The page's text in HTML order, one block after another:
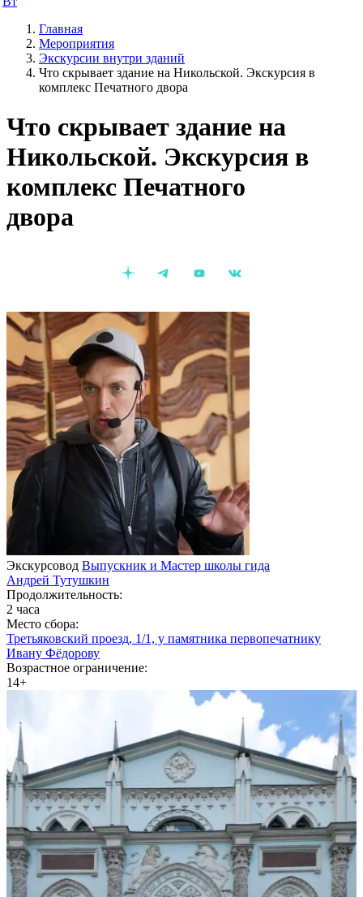
Главная
Мероприятия
Экскурсии внутри зданий
Что скрывает здание на Никольской. Экскурсия в
комплекс Печатного двора
Что скрывает здание на
Никольской. Экскурсия в
комплекс Печатного
двора
Экскурсовод Выпускник и Мастер школы гида
Андрей Тутушкин
Продолжительность:
2 часа
Место сбора:
Третьяковский проезд, 1/1, у памятника первопечатнику
Ивану Фёдорову
Возрастное ограничение:
14+